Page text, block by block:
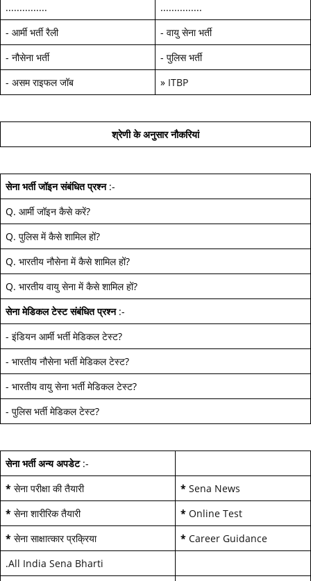
...............
...............
- आर्मी भर्ती रैली - वायु सेना भर्ती
- नौसेना भर्ती - पुलिस भर्ती
- असम राइफल जॉब » ITBP
श्रेणी के अनुसार नौकरियां
सेना भर्ती जॉइन संबंधित प्रश्न:-
Q. आर्मी जॉइन कैसे करें?
Q. पुलिस में कैसे शामिल हों?
Q. भारतीय नौसेना में कैसे शामिल हों?
Q. भारतीय वायु सेना में कैसे शामिल हों?
सेना मेडिकल टेस्ट संबंधित प्रश्न:-
- इंडियन आर्मी भर्ती मेडिकल टेस्ट?
- भारतीय नौसेना भर्ती मेडिकल टेस्ट?
- भारतीय वायु सेना भर्ती मेडिकल टेस्ट?
- पुलिस भर्ती मेडिकल टेस्ट?
सेना भर्ती अन्य अपडेट:-
* सेना परीक्षा की तैयारी * Sena News
* सेना शारीरिक तैयारी * Online Test
* सेना साक्षात्कार प्रक्रिया * Career Guidance
.All India Sena Bharti